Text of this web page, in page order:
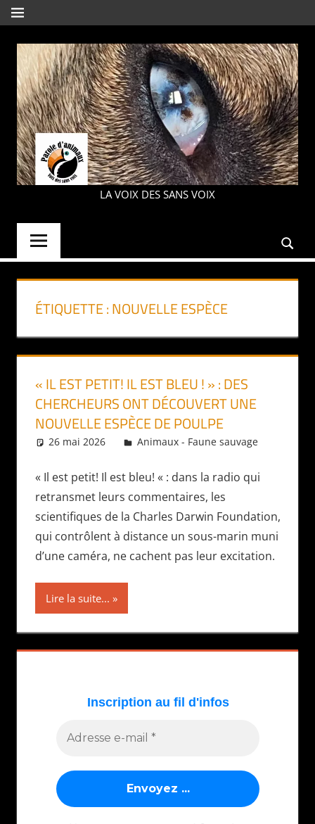
Aller
au
contenu
MENU
PAROLE
LA VOIX DES SANS VOIX
ÉTIQUETTE :NOUVELLE ESPÈCE
« IL EST PETIT! IL EST BLEU ! » : DES
CHERCHEURS ONT DÉCOUVERT UNE
NOUVELLE ESPÈCE DE POULPE
26 mai 2026 Daniel
Animaux - Faune sauvage
« Il est petit! Il est bleu! « : dans la radio qui
retransmet leurs commentaires, les
scientifiques de la Charles Darwin Foundation,
qui contrôlent à distance un sous-marin muni
d’une caméra, ne cachent pas leur excitation.
Lire la suite...